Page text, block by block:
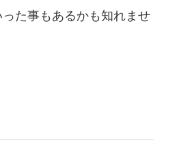
た事もあるかも知れませ